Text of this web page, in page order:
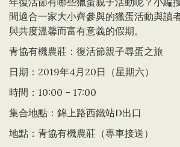
間適合一家大小齊參與的獵蛋活動與讀
與共度溫馨而富有意義的假期。
青協有機農莊：復活節親子尋蛋之旅
日期：2019年4月20日（星期六）
時間：10:00 – 17:00
集合地點：錦上路西鐵站D出口
地點：青協有機農莊（專車接送）